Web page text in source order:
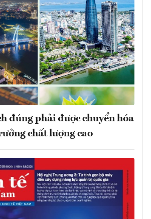
đúng phải được chuyển hóa
chất lượng cao